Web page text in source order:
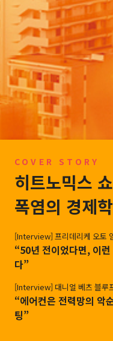
INFOGRAPHIC
'3도의 경고'…
덮쳐 오는 '더위
COVER STORY
히트노믹스
폭염의 경제학
[Interview] 프리데리케 오토
“50년 전이었다면, 이
다”
[Interview] 대니얼 베츠 블루
“에어컨은 전력망의 악
팅”
PEOPLE
"효율의 유혹에
과학은 목적을
View more
INFOGRAPHIC
'3도의 경고'…
덮쳐 오는 '더위
COVER STORY
히트노믹스
폭염의 경제학
[Interview] 프리데리케 오토
“50년 전이었다면, 이
다”
[Interview] 대니얼 베츠 블루
“에어컨은 전력망의 악
팅”